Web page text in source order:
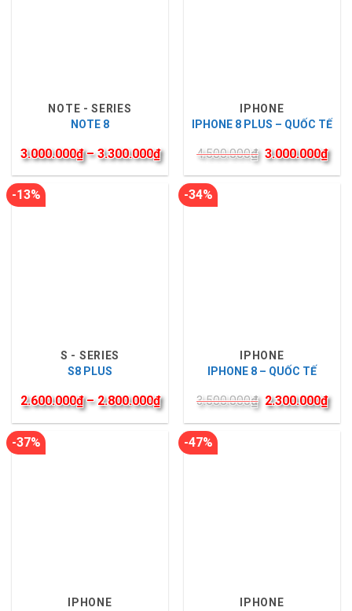
NOTE - SERIES
NOTE 8
3.000.000₫–3.300.000₫
IPHONE
IPHONE 8 PLUS – QUỐC TẾ
4.500.000₫ 3.000.000₫
-13%
S - SERIES
S8 PLUS
2.600.000₫–2.800.000₫
-34%
IPHONE
IPHONE 8 – QUỐC TẾ
3.500.000₫ 2.300.000₫
-37%
IPHONE
-47%
IPHONE